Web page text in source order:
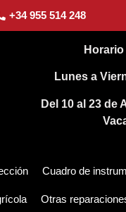
+34 955 514 248
Lunes a
Del 10 al 23 de
Cuadro de
Otras